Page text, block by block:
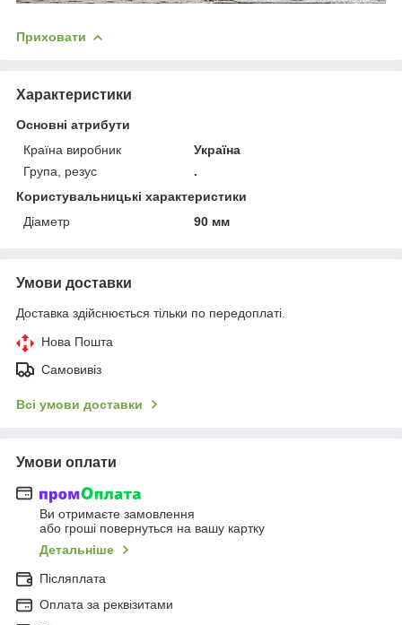
Приховати
Характеристики
Основні атрибути
Країна виробник
Україна
Група, резус
.
Користувальницькі характеристики
Діаметр
90 мм
Умови доставки
Доставка здійснюється тільки по передоплаті.
Нова Пошта
Самовивіз
Всі умови доставки
Умови оплати
Ви отримаєте замовлення
або гроші повернуться на вашу картку
Детальніше
Післяплата
Оплата за реквізитами